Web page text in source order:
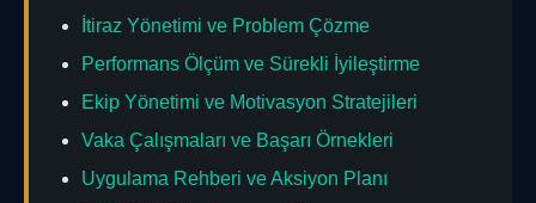
İtiraz Yönetimi ve Problem Çözme
Performans Ölçüm ve Sürekli İyileştirme
Ekip Yönetimi ve Motivasyon Stratejileri
Vaka Çalışmaları ve Başarı Örnekleri
Uygulama Rehberi ve Aksiyon Planı